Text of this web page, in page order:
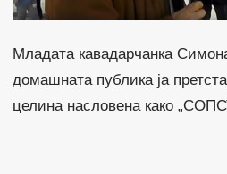
Младата кавадарчанка
домашната публика ја
целина насловена како